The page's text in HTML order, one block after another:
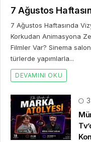
7 Ağustos
7 Ağustos Haftasında
Korkudan Animasyona
Filmler Var? Sinema
türlerde yapımlarla...
DEVAMINI OKU